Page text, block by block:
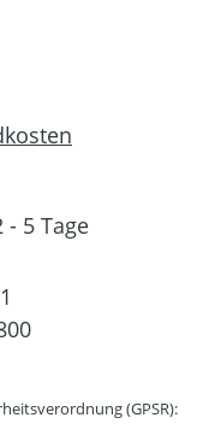
5 Tage
(GPSR):